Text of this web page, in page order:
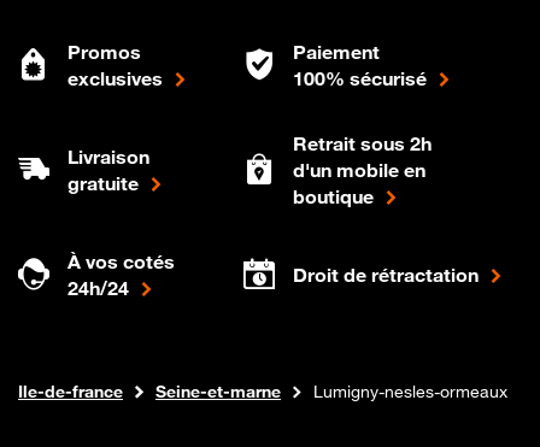
Promos
exclusives
Paiement
100% sécurisé
Livraison
gratuite
Retrait sous 2h
d'un mobile en
boutique
À vos cotés
24h/24
Droit de rétractation
Boutique Orange
Internet fibre
Ile-de-france Seine-et-marne Lumigny-nesles-ormeaux